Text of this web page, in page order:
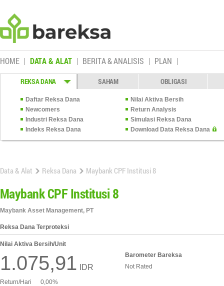
HOME DATA & ALAT BERITA & ANALISIS PLAN
REKSA DANA SAHAM OBLIGASI
Daftar Reksa Dana
Nilai Aktiva Bersih
Newcomers
Return Analysis
Industri Reksa Dana
Simulasi Reksa Dana
Indeks Reksa Dana
Download Data Reksa Dana
Data & Alat Reksa Dana Maybank CPF Institusi 8
Maybank CPF Institusi 8
Maybank Asset Management, PT
Reksa Dana Terproteksi
Nilai Aktiva Bersih/Unit
1.075,91 IDR
Barometer Bareksa
Not Rated
Return/Hari 0,00%